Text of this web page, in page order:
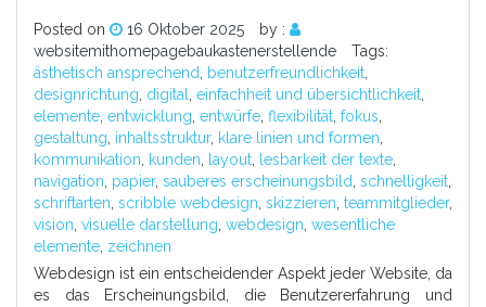
Posted on 16 Oktober 2025
by :
websitemithomepagebaukastenerstellende
Tags:
ästhetisch ansprechend, benutzerfreundlichkeit,
designrichtung, digital, einfachheit und übersichtlichkeit,
elemente, entwicklung, entwürfe, flexibilität, fokus,
gestaltung, inhaltsstruktur, klare linien und formen,
kommunikation, kunden, layout, lesbarkeit der texte,
navigation, papier, sauberes erscheinungsbild, schnelligkeit,
schriftarten, scribble webdesign, skizzieren, teammitglieder,
vision, visuelle darstellung, webdesign, wesentliche
elemente, zeichnen
Webdesign ist ein entscheidender Aspekt jeder Website, da
es das Erscheinungsbild, die Benutzererfahrung und